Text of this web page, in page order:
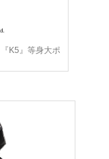
K5』等身大ポ